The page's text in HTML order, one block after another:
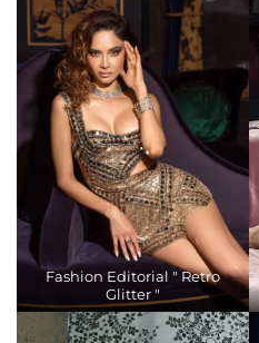
Fashion Editorial " Retro
Glitter "